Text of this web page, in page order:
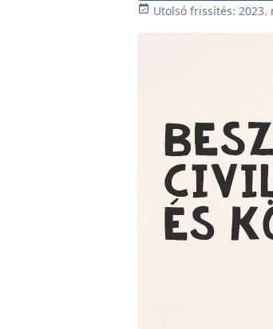
 Utolsó frissítés: 2023.